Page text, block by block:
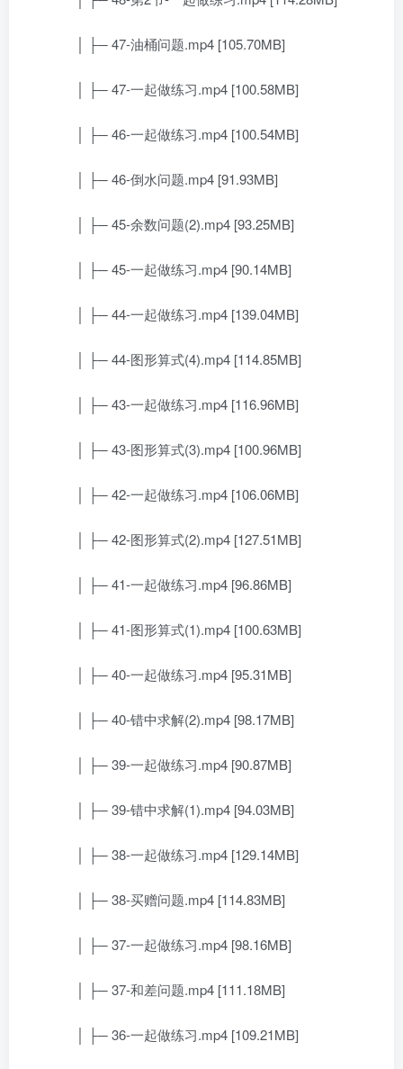
│ ├─ 47-油桶问题.mp4 [105.70MB]
│ ├─ 47-一起做练习.mp4 [100.58MB]
│ ├─ 46-一起做练习.mp4 [100.54MB]
│ ├─ 46-倒水问题.mp4 [91.93MB]
│ ├─ 45-余数问题(2).mp4 [93.25MB]
│ ├─ 45-一起做练习.mp4 [90.14MB]
│ ├─ 44-一起做练习.mp4 [139.04MB]
│ ├─ 44-图形算式(4).mp4 [114.85MB]
│ ├─ 43-一起做练习.mp4 [116.96MB]
│ ├─ 43-图形算式(3).mp4 [100.96MB]
│ ├─ 42-一起做练习.mp4 [106.06MB]
│ ├─ 42-图形算式(2).mp4 [127.51MB]
│ ├─ 41-一起做练习.mp4 [96.86MB]
│ ├─ 41-图形算式(1).mp4 [100.63MB]
│ ├─ 40-一起做练习.mp4 [95.31MB]
│ ├─ 40-错中求解(2).mp4 [98.17MB]
│ ├─ 39-一起做练习.mp4 [90.87MB]
│ ├─ 39-错中求解(1).mp4 [94.03MB]
│ ├─ 38-一起做练习.mp4 [129.14MB]
│ ├─ 38-买赠问题.mp4 [114.83MB]
│ ├─ 37-一起做练习.mp4 [98.16MB]
│ ├─ 37-和差问题.mp4 [111.18MB]
│ ├─ 36-一起做练习.mp4 [109.21MB]